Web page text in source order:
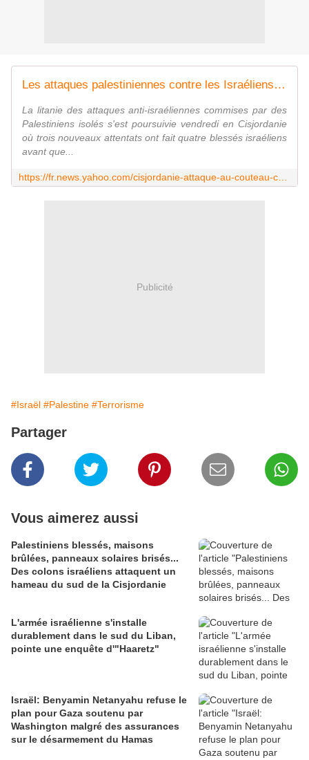
Les attaques palestiniennes contre les Israéliens continuent sans désemparer
La litanie des attaques anti-israéliennes commises par des
Palestiniens isolés s'est poursuivie vendredi en Cisjordanie
où trois nouveaux attentats ont fait quatre blessés israéliens
avant que...
Publicité
#Israël #Palestine #Terrorisme
Partager
Vous aimerez aussi
Palestiniens blessés, maisons
brûlées, panneaux solaires brisés...
Des colons israéliens attaquent un
hameau du sud de la Cisjordanie
L'armée israélienne s'installe
durablement dans le sud du Liban,
pointe une enquête d'"Haaretz"
Israël: Benyamin Netanyahu refuse le
plan pour Gaza soutenu par
Washington malgré des assurances
sur le désarmement du Hamas